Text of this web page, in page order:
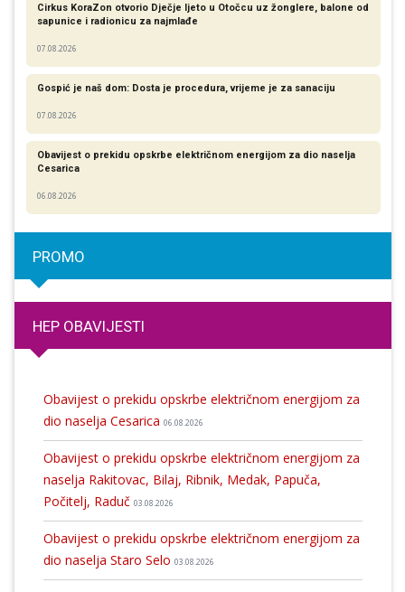
Cirkus KoraZon otvorio Dječje ljeto u Otočcu uz žonglere, balone od
sapunice i radionicu za najmlađe
07.08.2026
Gospić je naš dom: Dosta je procedura, vrijeme je za sanaciju
07.08.2026
Obavijest o prekidu opskrbe električnom energijom za dio naselja
Cesarica
06.08.2026
PROMO
HEP OBAVIJESTI
Obavijest o prekidu opskrbe električnom energijom za
dio naselja Cesarica 06.08.2026
Obavijest o prekidu opskrbe električnom energijom za
naselja Rakitovac, Bilaj, Ribnik, Medak, Papuča,
Počitelj, Raduč 03.08.2026
Obavijest o prekidu opskrbe električnom energijom za
dio naselja Staro Selo 03.08.2026